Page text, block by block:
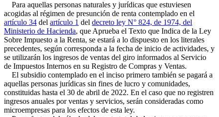
Para aquellas personas naturales y jurídicas que estuviesen
acogidas al régimen de presunción de renta contemplado en el
artículo 34 del artículo 1 del decreto ley N° 824, de 1974, del
Ministerio de Hacienda, que Aprueba el Texto que Indica de la Ley
Sobre Impuesto a la Renta, se estará a lo dispuesto en los literales
precedentes, según corresponda a la fecha de inicio de actividades, y
se utilizarán los ingresos de ventas del giro informados al Servicio
de Impuestos Internos en su Registro de Compras y Ventas.
El subsidio contemplado en el inciso primero también se pagará a
aquellas personas jurídicas sin fines de lucro y comunidades,
constituidas hasta el 30 de abril de 2022. En el caso que no registren
ingresos anuales por ventas y servicios, serán consideradas como
microempresas para los efectos de esta ley.